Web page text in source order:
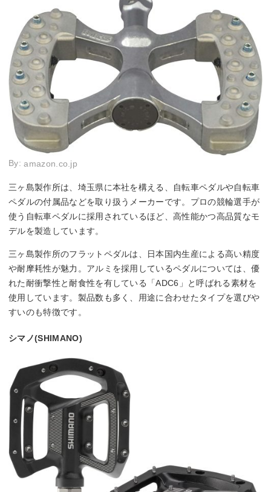
By:amazon.co.jp
三ヶ島製作所は、埼玉県に本社を構える、自転車ペダルや自転車
ペダルの付属品などを取り扱うメーカーです。プロの競輪選手が
使う自転車ペダルに採用されているほど、高性能かつ高品質なモ
デルを製造しています。
三ヶ島製作所のフラットペダルは、日本国内生産による高い精度
や耐摩耗性が魅力。アルミを採用しているペダルについては、優
れた耐衝撃性と耐食性を有している「ADC6」と呼ばれる素材を
使用しています。製品数も多く、用途に合わせたタイプを選びや
すいのも特徴です。
シマノ(SHIMANO)